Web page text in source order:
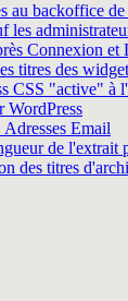
au backoffice
les
Connexion et
titres des
CSS "active" à
le sur WordPress
Email
de l'extrait
des titres